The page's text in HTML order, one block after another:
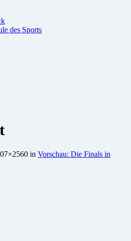
des Sports
in Vorschau: Die Finals in